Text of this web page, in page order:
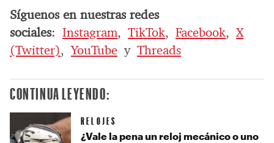
Síguenos en nuestras redes
sociales: Instagram, TikTok, Facebook,X
(Twitter),YouTube y Threads
CONTINUA LEYENDO:
RELOJES
¿Vale la pena un reloj mecánico o uno